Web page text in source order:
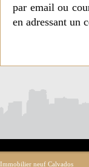
par email ou
en adressant un
Immobilier neuf Calvados